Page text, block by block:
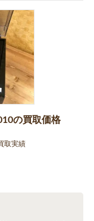
の買取価格
取実績